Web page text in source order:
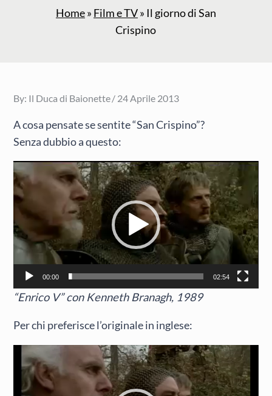
Home» Film e TV» Il giorno di San
Crispino
By: Il Duca di Baionette Posted
24 Aprile 2013
A cosa pensate se sentite “San Crispino”?
Senza dubbio a questo:
Video
Player
00:00 02:54
“Enrico V” con Kenneth Branagh, 1989
Per chi preferisce l’originale in inglese:
Video
Player